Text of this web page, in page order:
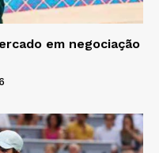
em negociação